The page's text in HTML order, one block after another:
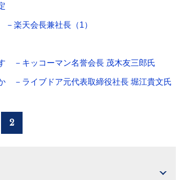
楽天会長兼社長（1）
－キッコーマン名誉会長 茂木友三郎氏
－ライブドア元代表取締役社長 堀江貴文氏
2